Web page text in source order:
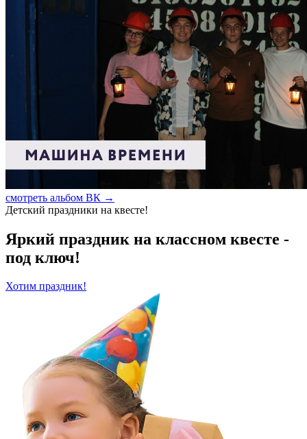
смотреть альбом ВК →
Детский праздники на квесте!
Яркий праздник на классном квесте -
под ключ!
Хотим праздник!